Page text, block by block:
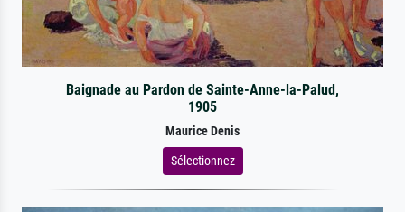
Baignade au Pardon de Sainte-Anne-la-Palud,
1905
Maurice Denis
Sélectionnez